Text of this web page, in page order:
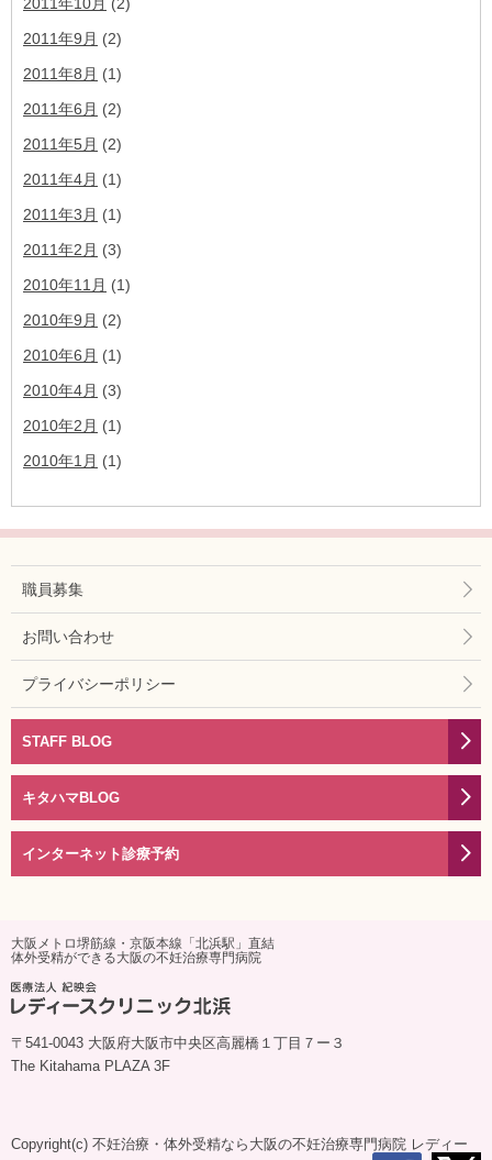
2011年9月 (2)
2011年8月 (1)
2011年6月 (2)
2011年5月 (2)
2011年4月 (1)
2011年3月 (1)
2011年2月 (3)
2010年11月 (1)
2010年9月 (2)
2010年6月 (1)
2010年4月 (3)
2010年2月 (1)
2010年1月 (1)
職員募集
お問い合わせ
プライバシーポリシー
STAFF BLOG
キタハマBLOG
インターネット診療予約
大阪メトロ堺筋線・京阪本線「北浜駅」直結
体外受精ができる大阪の不妊治療専門病院
〒541-0043 大阪府大阪市中央区高麗橋１丁目７ー３
The Kitahama PLAZA 3F
Copyright(c) 不妊治療・体外受精なら大阪の不妊治療専門病院 レディー